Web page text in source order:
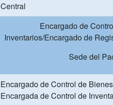
Central
Encargado de
Inventarios/Encargado de
Sede del
Encargado de Control de
Encargada de Control de